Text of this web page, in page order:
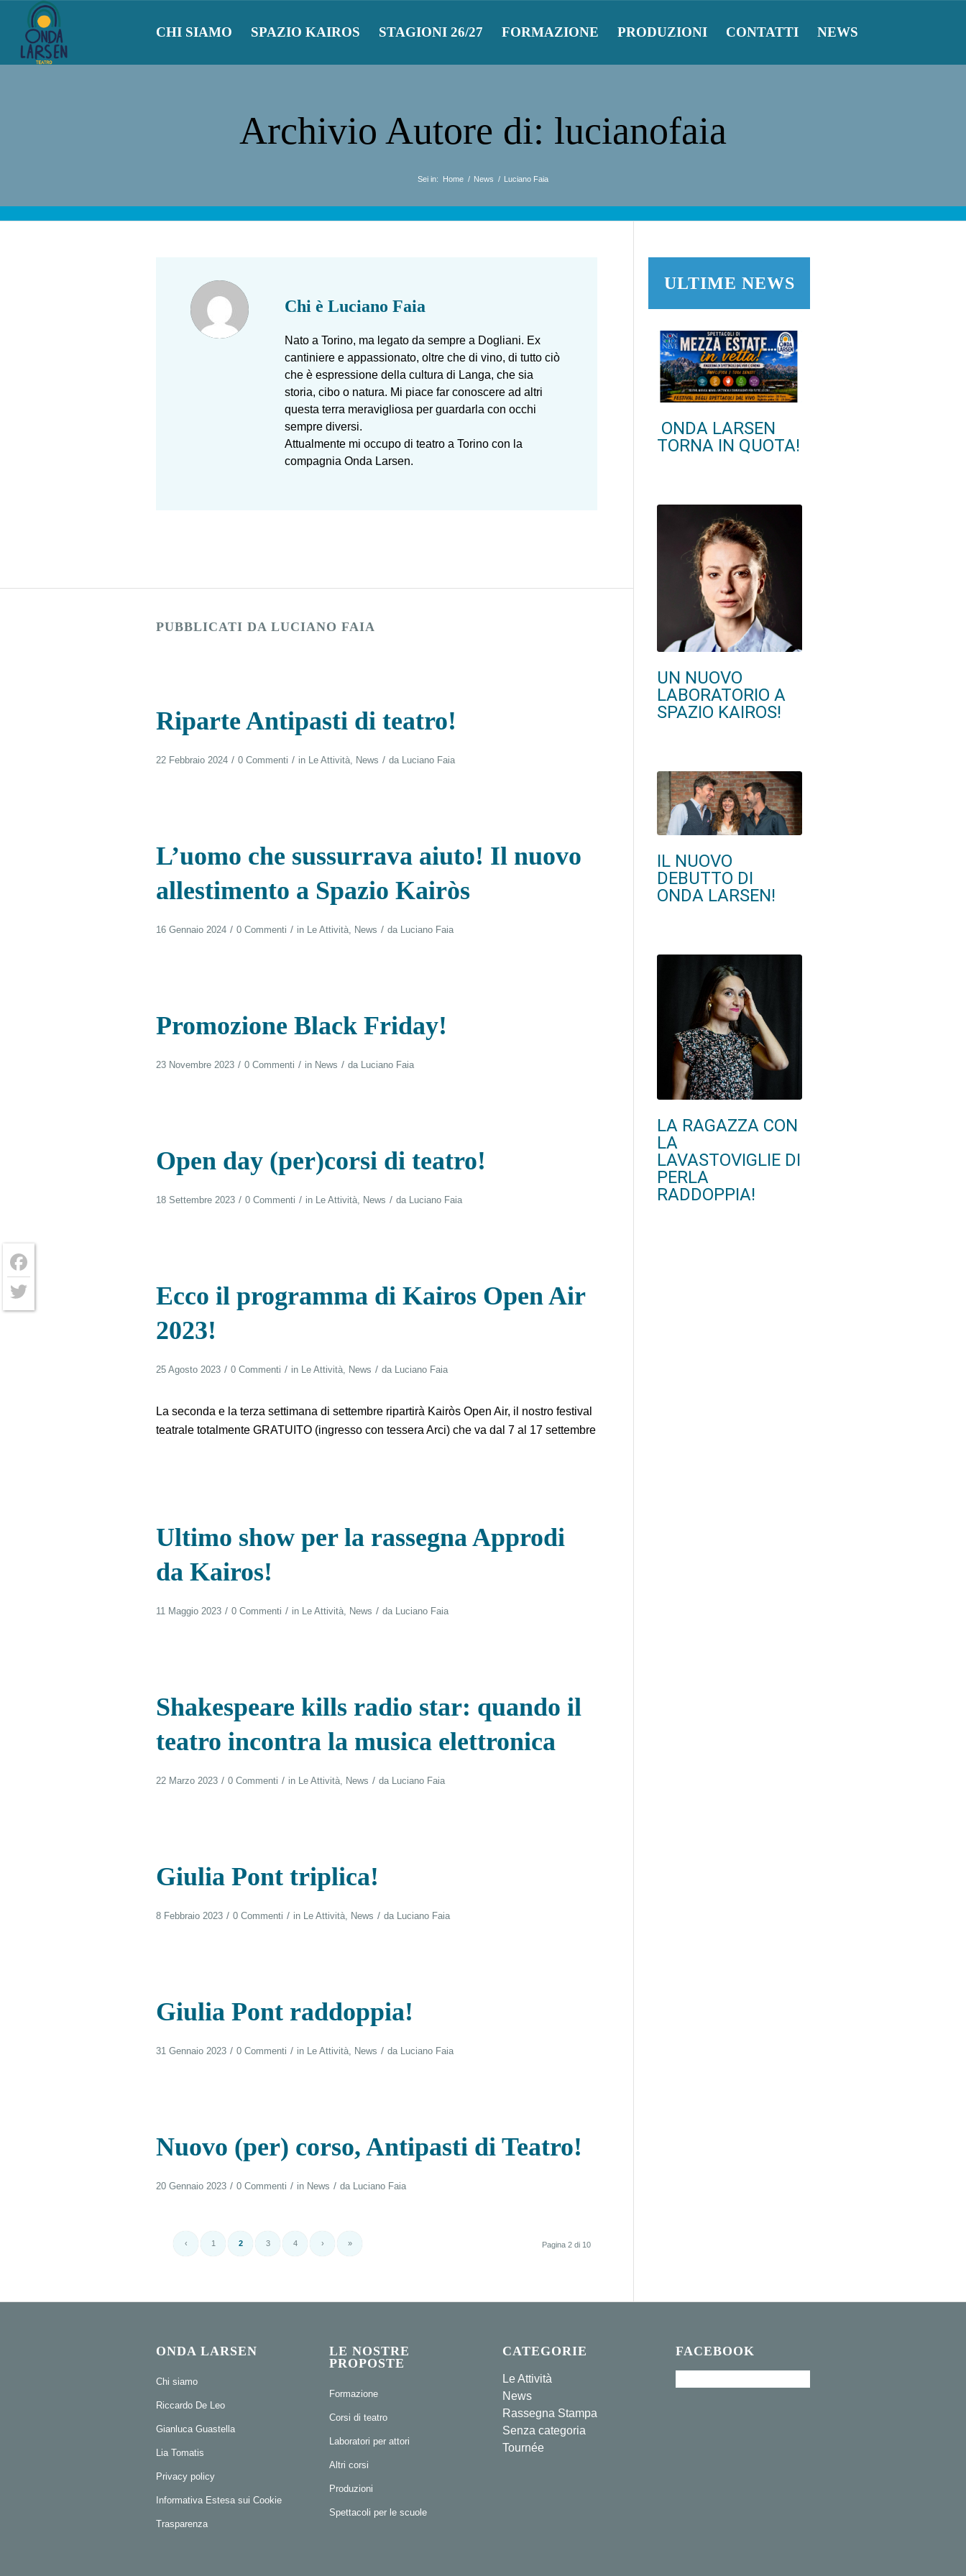
CHI SIAMO SPAZIO KAIROS STAGIONI 26/27 FORMAZIONE PRODUZIONI CONTATTI NEWS
Archivio Autore di: lucianofaia
Sei in: Home / News / Luciano Faia
Chi è Luciano Faia
Nato a Torino, ma legato da sempre a Dogliani. Ex
cantiniere e appassionato, oltre che di vino, di tutto ciò
che è espressione della cultura di Langa, che sia
storia, cibo o natura. Mi piace far conoscere ad altri
questa terra meravigliosa per guardarla con occhi
sempre diversi.
Attualmente mi occupo di teatro a Torino con la
compagnia Onda Larsen.
PUBBLICATI DA LUCIANO FAIA
Riparte Antipasti di teatro!
22 Febbraio 2024 / 0 Commenti / in Le Attività, News / da Luciano Faia
L’uomo che sussurrava aiuto! Il nuovo
allestimento a Spazio Kairòs
16 Gennaio 2024 / 0 Commenti / in Le Attività, News / da Luciano Faia
Promozione Black Friday!
23 Novembre 2023 / 0 Commenti / in News / da Luciano Faia
Open day (per)corsi di teatro!
18 Settembre 2023 / 0 Commenti / in Le Attività, News / da Luciano Faia
Ecco il programma di Kairos Open Air
2023!
25 Agosto 2023 / 0 Commenti / in Le Attività, News / da Luciano Faia
La seconda e la terza settimana di settembre ripartirà Kairòs Open Air, il nostro festival
teatrale totalmente GRATUITO (ingresso con tessera Arci) che va dal 7 al 17 settembre
Ultimo show per la rassegna Approdi
da Kairos!
11 Maggio 2023 / 0 Commenti / in Le Attività, News / da Luciano Faia
Shakespeare kills radio star: quando il
teatro incontra la musica elettronica
22 Marzo 2023 / 0 Commenti / in Le Attività, News / da Luciano Faia
Giulia Pont triplica!
8 Febbraio 2023 / 0 Commenti / in Le Attività, News / da Luciano Faia
Giulia Pont raddoppia!
31 Gennaio 2023 / 0 Commenti / in Le Attività, News / da Luciano Faia
Nuovo (per) corso, Antipasti di Teatro!
20 Gennaio 2023 / 0 Commenti / in News / da Luciano Faia
Pagina 2 di 10
‹ 1 2 3 4 › »
ULTIME NEWS
ONDA LARSEN
TORNA IN QUOTA!
UN NUOVO
LABORATORIO A
SPAZIO KAIROS!
IL NUOVO
DEBUTTO DI
ONDA LARSEN!
LA RAGAZZA CON
LA
LAVASTOVIGLIE DI
PERLA
RADDOPPIA!
ONDA LARSEN
Chi siamo
Riccardo De Leo
Gianluca Guastella
Lia Tomatis
Privacy policy
Informativa Estesa sui Cookie
Trasparenza
LE NOSTRE
PROPOSTE
Formazione
Corsi di teatro
Laboratori per attori
Altri corsi
Produzioni
Spettacoli per le scuole
CATEGORIE
Le Attività
News
Rassegna Stampa
Senza categoria
Tournée
FACEBOOK
Facebook
Twitter